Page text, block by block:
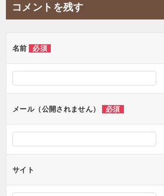
ー
ョ
コメントを残す
名前 必須
メール（公開されません） 必須
サイト